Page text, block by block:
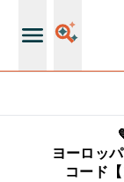
ヨーロッ
コード